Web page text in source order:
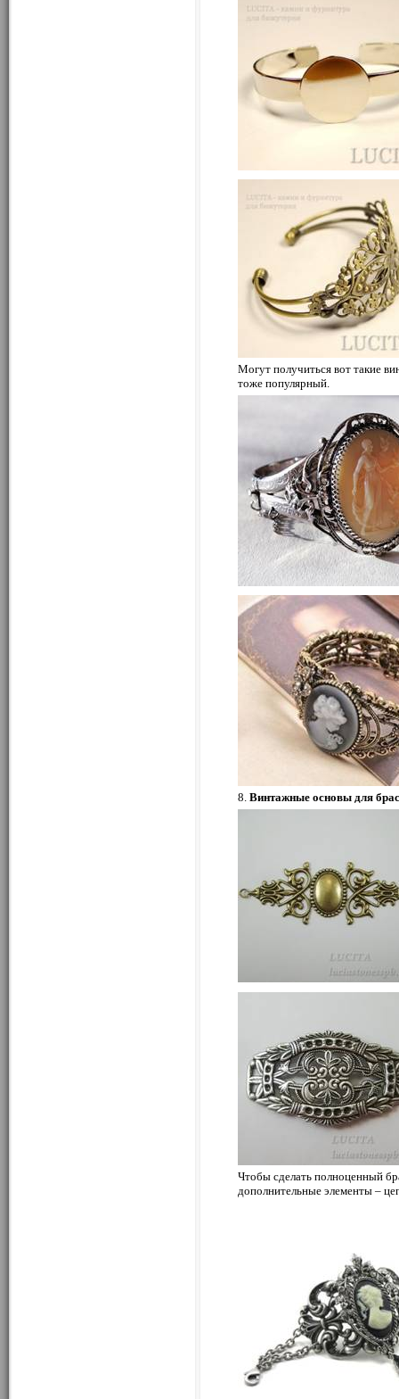
Могут получиться вот такие
тоже популярный.
8. Винтажные основы для
Чтобы сделать полноценный
дополнительные элементы –